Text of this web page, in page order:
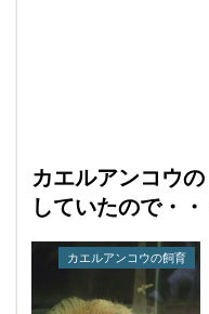
カエルアンコウ
していたので・・
カエルアンコウの飼育